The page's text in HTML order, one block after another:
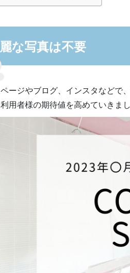
な写真は不要
ージやブログ、インスタなどで
用者様の期待値を高めていきま